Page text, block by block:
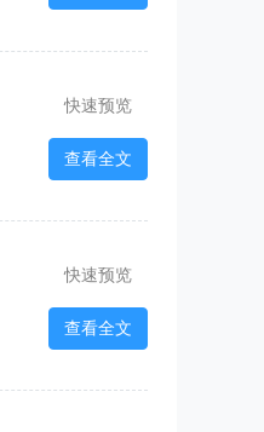
快速预览
查看全文
快速预览
查看全文